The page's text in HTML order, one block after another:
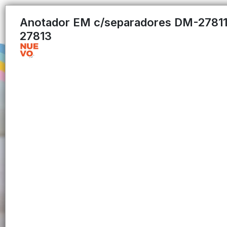
Anotador EM c/separadores DM-
27813